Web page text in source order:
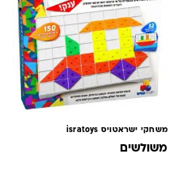
משחקי ישראטויס isratoys
משולשים